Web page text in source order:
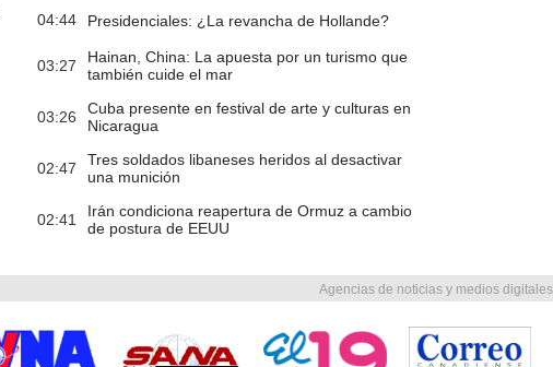
04:44 Presidenciales: ¿La revancha de Hollande?
03:27
Hainan, China: La apuesta por un turismo que
también cuide el mar
03:26
Cuba presente en festival de arte y culturas en
Nicaragua
02:47
Tres soldados libaneses heridos al desactivar
una munición
02:41
Irán condiciona reapertura de Ormuz a cambio
de postura de EEUU
Agencias de noticias y medios digitales